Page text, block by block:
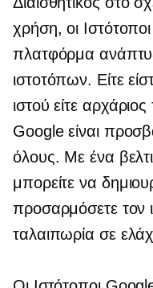
χρήση, οι
πλατφόρμα
ιστοτόπων. Είτε
ιστού είτε
Google είναι
όλους. Με ένα
μπορείτε να
προσαρμόσετε τον
ταλαιπωρία σε